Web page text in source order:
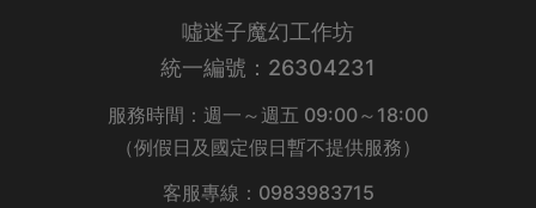
噓迷子魔幻工作坊
統一編號：26304231
服務時間：週一～週五 09:00～18:00
（例假日及國定假日暫不提供服務）
客服專線：0983983715